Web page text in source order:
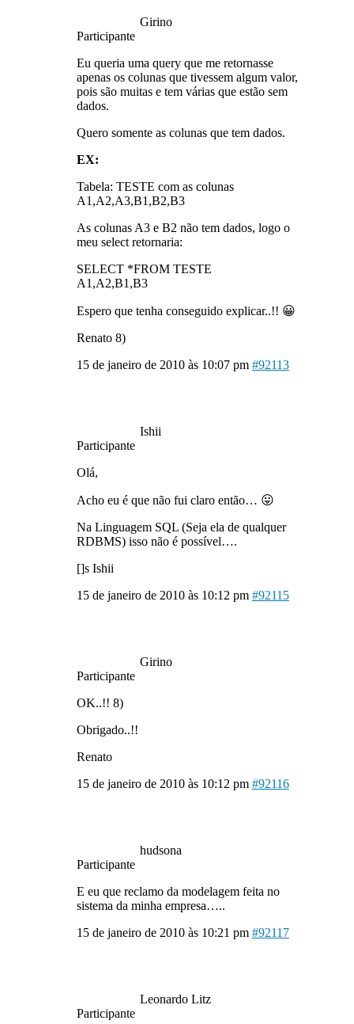
Girino
Participante
Eu queria uma query que me retornasse
apenas os colunas que tivessem algum valor,
pois são muitas e tem várias que estão sem
dados.
Quero somente as colunas que tem dados.
EX:
Tabela: TESTE com as colunas
A1,A2,A3,B1,B2,B3
As colunas A3 e B2 não tem dados, logo o
meu select retornaria:
SELECT *FROM TESTE
A1,A2,B1,B3
Espero que tenha conseguido explicar..!! 😀
Renato 8)
15 de janeiro de 2010 às 10:07 pm #92113
Ishii
Participante
Olá,
Acho eu é que não fui claro então… 😛
Na Linguagem SQL (Seja ela de qualquer
RDBMS) isso não é possível….
[]s Ishii
15 de janeiro de 2010 às 10:12 pm #92115
Girino
Participante
OK..!! 8)
Obrigado..!!
Renato
15 de janeiro de 2010 às 10:12 pm #92116
hudsona
Participante
E eu que reclamo da modelagem feita no
sistema da minha empresa…..
15 de janeiro de 2010 às 10:21 pm #92117
Leonardo Litz
Participante